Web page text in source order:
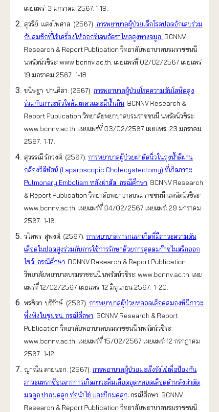
เผยแพร่: 3 มกราคม 2567. 1-19.
สุวรีย์ แสงไพศาล. (2567). การพยาบาลผู้ป่วยเด็กโรคปอดอักเสบร่วม
กับลมชักที่ใช้เครื่องให้ออกซิเจนอัตราไหลสูงทางจมูก BCNNV
Research & Report Publication วิทยาลัยพยาบาลบรมราชชนนี
นพรัตน์วชิระ: www.bcnnv.ac.th. เผยแพร่ที่ 02/02/2567 เผยแพร่:
19 มกราคม 2567. 1-18.
ขนิษฐา ปานศิลา. (2567). การพยาบาลผู้ป่วยโรคความดันโลหิตสูง
ร่วมกับภาวะหัวใจล้มเหลวและมีน้ำเกิน BCNNV Research &
Report Publication วิทยาลัยพยาบาลบรมราชชนนี นพรัตน์วชิระ:
www.bcnnv.ac.th. เผยแพร่ที่ 03/02/2567 เผยแพร่: 23 มกราคม
2567. 1-17
สุวรรณี รักวงศ์. (2567). การพยาบาลผู้ป่วยผ่าตัดนิ่วในถุงน้ำดีผ่าน
กล้องวีดีทัศน์ (Laparoscopic Cholecystectomy) ที่เกิดภาวะ
Pulmonary Embolism หลังผ่าตัด: กรณีศึกษา BCNNV Research
& Report Publication วิทยาลัยพยาบาลบรมราชชนนี นพรัตน์วชิระ:
www.bcnnv.ac.th. เผยแพร่ที่ 04/02/2567 เผยแพร่: 29 มกราคม
2567. 1-16.
วไลพร สุพงศ์. (2567). การพยาบาลทารกแรกเกิดที่มีภาวะความดัน
เลือดในปอดสูงร่วมกับการใช้การรักษาด้วยการสูดดมก๊าซไนตริกออก
ไซด์: กรณีศึกษา BCNNV Research & Report Publication
วิทยาลัยพยาบาลบรมราชชนนี นพรัตน์วชิระ: www.bcnnv.ac.th. เผย
แพร่ที่ 12/02/2567 เผยแพร่: 12 มิถุนายน 2567. 1-20.
พรชิตา บริรักษ์. (2567). การพยาบาลผู้ป่วยหลอดเลือดสมองที่มีภาวะ
พึ่งพิงในชุมชน: กรณีศึกษา . BCNNV Research & Report
Publication วิทยาลัยพยาบาลบรมราชชนนี นพรัตน์วชิระ:
www.bcnnv.ac.th. เผยแพร่ที่ 15/02/2567 เผยแพร่: 12 กรกฎาคม
2567. 1-12.
ญาณิน ลายนอก. (2567). การพยาบาลผู้ป่วยมะเร็งรังไข่เพื่อป้องกัน
ภาวะแทรกซ้อนจากการเกิดภาวะลิ่มเลือดอุดหลอดเลือดดำหลังผ่าตัด
มดลูก ปากมดลูก ท่อนำไข่ และปีกมดลูก: กรณีศึกษา. BCNNV
Research & Report Publication วิทยาลัยพยาบาลบรมราชชนนี